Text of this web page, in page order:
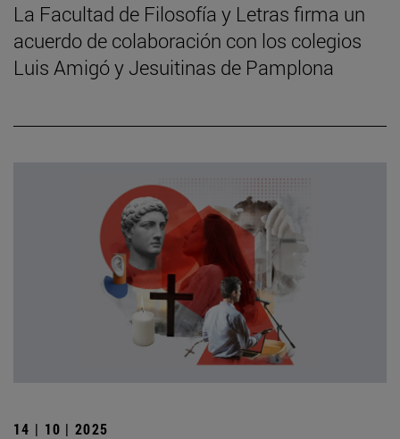
La Facultad de Filosofía y Letras firma un
acuerdo de colaboración con los colegios
Luis Amigó y Jesuitinas de Pamplona
14 | 10 | 2025